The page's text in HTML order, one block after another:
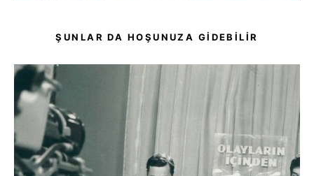
ŞUNLAR DA HOŞUNUZA GIDEBILIR